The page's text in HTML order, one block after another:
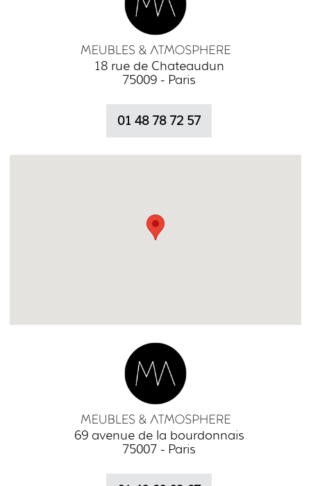
18 rue de Chateaudun
75009 - Paris
01 48 78 72 57
69 avenue de la bourdonnais
75007 - Paris